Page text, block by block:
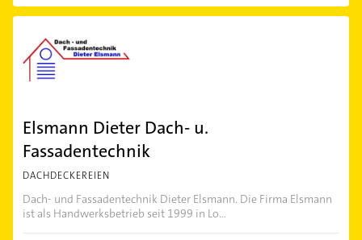
Elsmann Dieter Dach- u.
Fassadentechnik
DACHDECKEREIEN
Dach- und Fassadentechnik Dieter Elsmann. Die Firma Elsmann
ist als Handwerksbetrieb seit 1999 in Lo...